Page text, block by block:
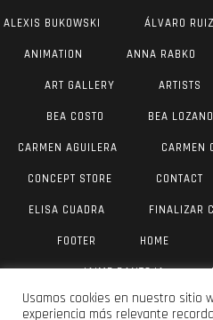
ALEXIS BUKOWSKI ÁLVARO RUIZ
ANIMATION ANNA RABKO
ART GALLERY ARTISTS
BEA COSTO BEA LOZANO
CARMEN AGUILERA CARMEN
CONCEPT STORE CONTACT
ELISA CUADRA FINALIZAR
FOOTER HOME
JAIME PANTOJA
JUAN ANTONIO VALVERDE
Usamos cookies en nuestro sitio
experiencia más relevante